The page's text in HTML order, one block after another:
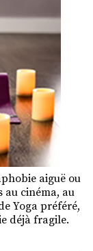
aiguë ou
au cinéma, au
Yoga préféré,
déjà fragile.